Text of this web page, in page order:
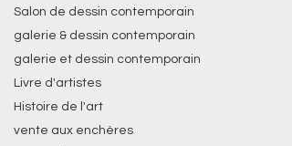
Salon de dessin contemporain
galerie & dessin contemporain
galerie et dessin contemporain
Livre d'artistes
Histoire de l'art
vente aux enchères